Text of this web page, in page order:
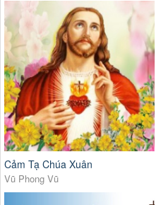
Cảm Tạ Chúa Xuân
Vũ Phong Vũ